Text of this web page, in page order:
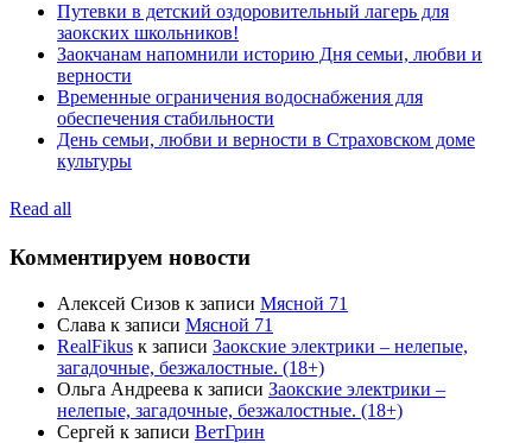
Путевки в детский оздоровительный лагерь для
заокских школьников!
Заокчанам напомнили историю Дня семьи, любви и
верности
Временные ограничения водоснабжения для
обеспечения стабильности
День семьи, любви и верности в Страховском доме
культуры
Read all
Комментируем новости
Алексей Сизов к записи Мясной 71
Слава к записи Мясной 71
RealFikus к записи Заокские электрики – нелепые,
загадочные, безжалостные. (18+)
Ольга Андреева к записи Заокские электрики –
нелепые, загадочные, безжалостные. (18+)
Сергей к записи ВетГрин